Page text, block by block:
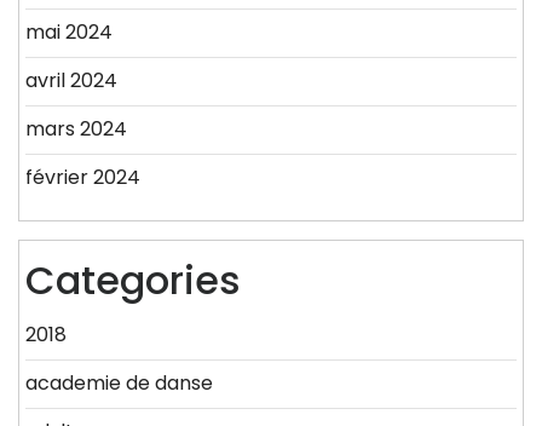
mai 2024
avril 2024
mars 2024
février 2024
Categories
2018
academie de danse